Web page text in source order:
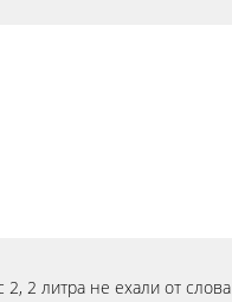
2 литра не ехали от слова